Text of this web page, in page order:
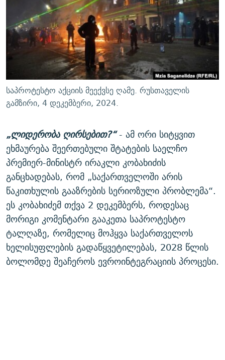
ᲛᲝᲚᲐᲞᲐᲠᲐᲙᲔ ᲢᲔᲥᲡᲢᲔᲑᲘ
ᲨᲘᲜ - ᲣᲪᲮᲝᲔᲗᲨᲘ
ᲚᲘᲢᲔᲠᲐᲢᲣᲠᲣᲚᲘ ᲬᲐᲮᲜᲐᲒᲔᲑᲘ
ᲐᲛᲔᲠᲘᲙᲣᲚᲘ ᲛᲝᲗᲮᲠᲝᲑᲐ
ᲘᲛᲞᲔᲠᲘᲐ ᲓᲐ ᲠᲐᲓᲘᲝ
ᲩᲔᲛᲘ ᲡᲘᲙᲕᲓᲘᲚᲘᲡ ᲛᲘᲖᲔᲖᲘᲐ COVID-19
11 ᲬᲔᲚᲘ - 11 ᲐᲛᲑᲐᲕᲘ
ᲡᲐᲞᲐᲠᲚᲐᲛᲔᲜᲢᲝ ᲐᲠᲩᲔᲕᲜᲔᲑᲘᲡ ᲘᲡᲢᲝᲠᲘᲐ
ᲑᲐᲕᲨᲕᲔᲑᲘ ᲞᲠᲝᲡᲢᲘᲢᲣᲪᲘᲐᲨᲘ - ᲐᲛᲝᲣᲗᲥᲛᲔᲚᲘ ᲐᲛᲑᲐᲕᲘ
5 ᲐᲛᲑᲐᲕᲘ - 20 ᲘᲕᲜᲘᲡᲡ ᲓᲐᲨᲐᲕᲔᲑᲣᲚᲔᲑᲘ
ᲐᲒᲕᲘᲡᲢᲝᲡ ᲝᲛᲘ
ᲒᲐᲛᲝᲘᲬᲔᲠᲔ
რთე/რთ-ის ყველა საიტი
საპროტესტო აქციის მეექვსე ღამე. რუსთაველის
გამზირი, 4 დეკემბერი, 2024.
„ლიდერობა ღირსებით?“- ამ ორი სიტყვით
ეხმაურება შეერთებული შტატების საელჩო
პრემიერ-მინისტრ ირაკლი კობახიძის
განცხადებას, რომ „საქართველოში არის
წაკითხულის გააზრების სერიოზული პრობლემა“.
ეს კობახიძემ თქვა 2 დეკემბერს, როდესაც
მორიგი კომენტარი გააკეთა საპროტესტო
ტალღაზე, რომელიც მოჰყვა საქართველოს
ხელისუფლების გადაწყვეტილებას, 2028 წლის
ბოლომდე შეაჩეროს ევროინტეგრაციის პროცესი.